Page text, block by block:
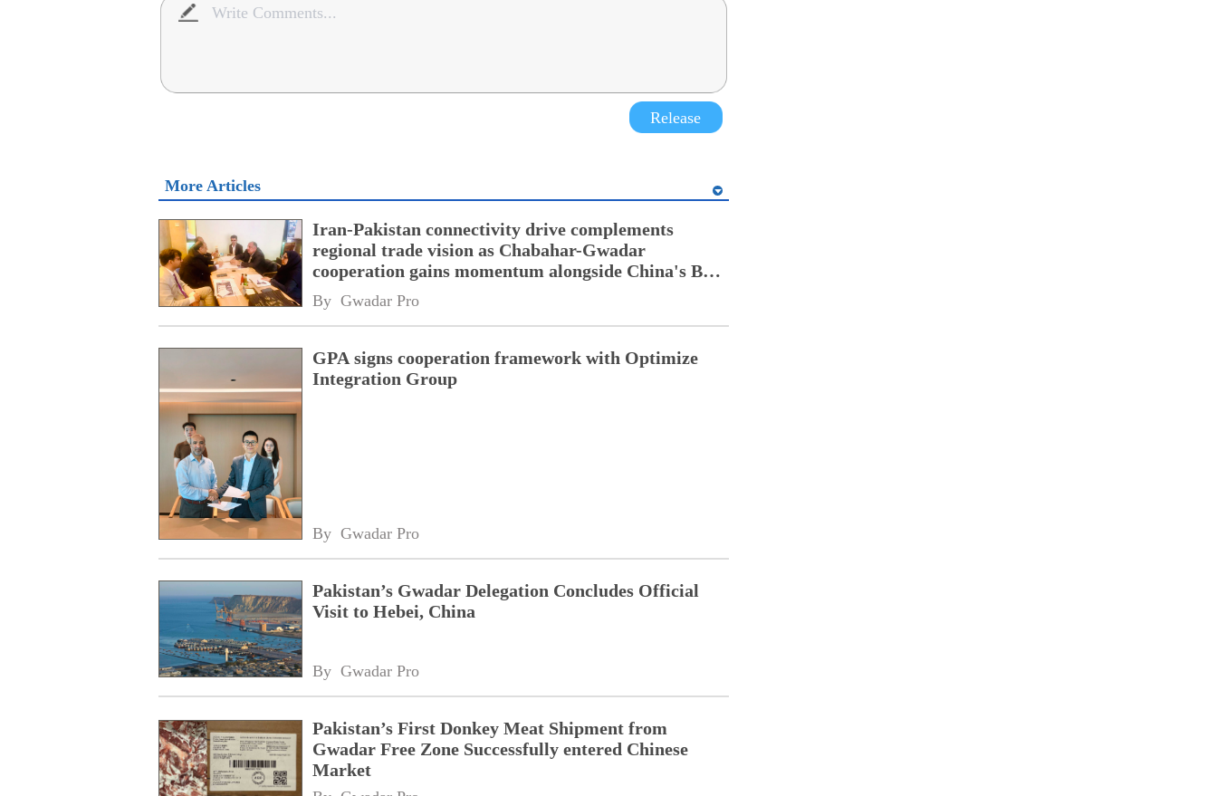
Release
More Articles
Iran-Pakistan connectivity drive complements
regional trade vision as Chabahar-Gwadar
cooperation gains momentum alongside China's BRI
network
By Gwadar Pro
GPA signs cooperation framework with Optimize
Integration Group
By Gwadar Pro
Pakistan’s Gwadar Delegation Concludes Official
Visit to Hebei, China
By Gwadar Pro
Pakistan’s First Donkey Meat Shipment from
Gwadar Free Zone Successfully entered Chinese
Market